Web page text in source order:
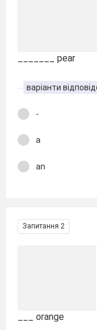
_______ pear
варіанти
-
a
an
Запитання 2
___ orange